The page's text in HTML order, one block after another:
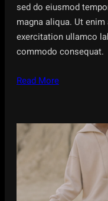
sed do eiusmod
magna aliqua. Ut
exercitation ullamco
commodo consequat.
Read More